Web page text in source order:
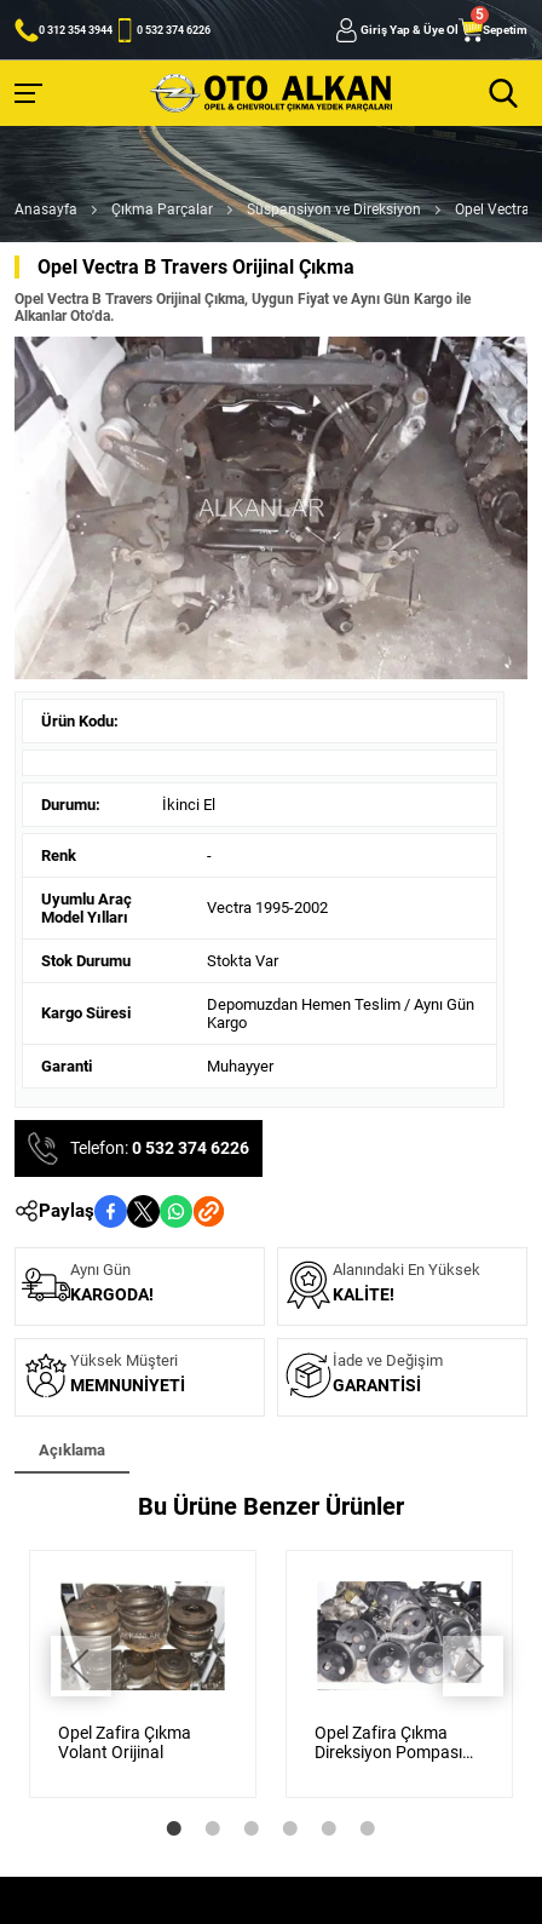
0 312 354 3944 0 532 374 6226 Giriş Yap & Üye Ol Sepetim
Anasayfa Çıkma Parçalar Süspansiyon ve Direksiyon Opel Vectra
Opel Vectra B Travers Orijinal Çıkma
Opel Vectra B Travers Orijinal Çıkma, Uygun Fiyat ve Aynı Gün Kargo ile
Alkanlar Oto'da.
Ürün Kodu:
Durumu: İkinci El
Renk -
Uyumlu Araç
Model Yılları
Vectra 1995-2002
Stok Durumu Stokta Var
Kargo Süresi
Depomuzdan Hemen Teslim / Aynı Gün
Kargo
Garanti Muhayyer
Telefon:0 532 374 6226
Paylaş
Aynı Gün
KARGODA!
Alanındaki En Yüksek
KALITE!
Yüksek Müşteri
MEMNUNIYETI
İade ve Değişim
GARANTISI
Açıklama
Bu Ürüne Benzer Ürünler
Opel Zafira Çıkma
Volant Orijinal
Opel Zafira Çıkma
Direksiyon Pompası